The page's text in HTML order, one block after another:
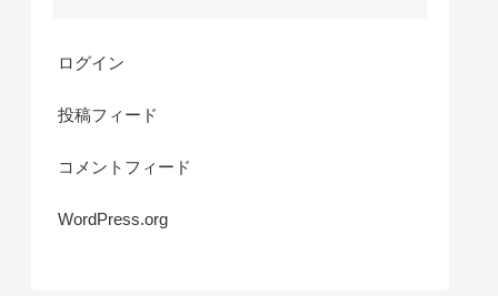
ログイン
投稿フィード
コメントフィード
WordPress.org